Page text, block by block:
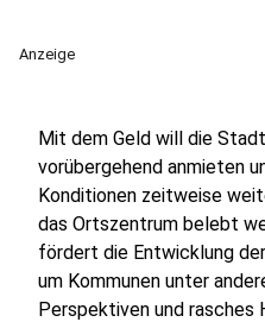
Anzeige
Mit dem Geld will die
vorübergehend anmieten
Konditionen zeitweise
das Ortszentrum belebt
fördert die Entwicklung
um Kommunen unter
Perspektiven und rasches